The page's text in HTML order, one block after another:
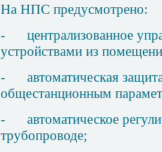
На НПС предусмотрено:
-
централизованное
устройствами из
-
автоматическая
общестанционным
-
автоматическое
трубопроводе;